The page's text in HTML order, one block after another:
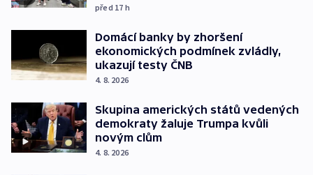
před 17 h
Domácí banky by zhoršení
ekonomických podmínek zvládly,
ukazují testy ČNB
4. 8. 2026
Skupina amerických států vedených
demokraty žaluje Trumpa kvůli
novým clům
4. 8. 2026